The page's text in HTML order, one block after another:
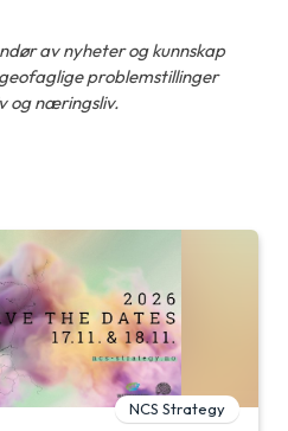
av nyheter og kunnskap
problemstillinger
og næringsliv.
NCS Strategy